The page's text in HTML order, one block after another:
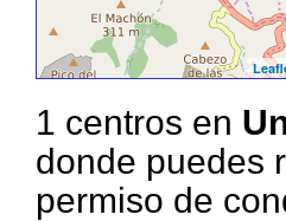
1 centros en
donde puedes
permiso de